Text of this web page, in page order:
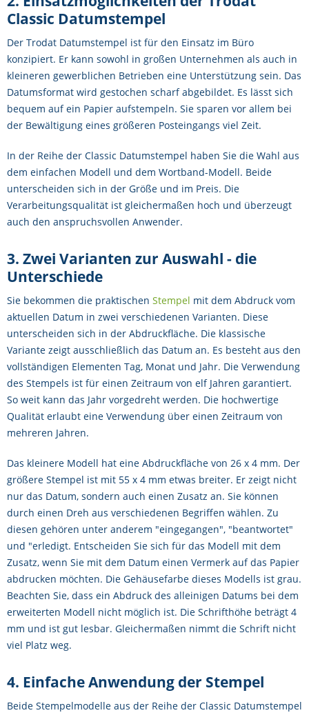
Classic Datumstempel
Der Trodat Datumstempel ist für den Einsatz im Büro
konzipiert. Er kann sowohl in großen Unternehmen als auch in
kleineren gewerblichen Betrieben eine Unterstützung sein. Das
Datumsformat wird gestochen scharf abgebildet. Es lässt sich
bequem auf ein Papier aufstempeln. Sie sparen vor allem bei
der Bewältigung eines größeren Posteingangs viel Zeit.
In der Reihe der Classic Datumstempel haben Sie die Wahl aus
dem einfachen Modell und dem Wortband-Modell. Beide
unterscheiden sich in der Größe und im Preis. Die
Verarbeitungsqualität ist gleichermaßen hoch und überzeugt
auch den anspruchsvollen Anwender.
3. Zwei Varianten zur Auswahl - die
Unterschiede
Sie bekommen die praktischen Stempel mit dem Abdruck vom
aktuellen Datum in zwei verschiedenen Varianten. Diese
unterscheiden sich in der Abdruckfläche. Die klassische
Variante zeigt ausschließlich das Datum an. Es besteht aus den
vollständigen Elementen Tag, Monat und Jahr. Die Verwendung
des Stempels ist für einen Zeitraum von elf Jahren garantiert.
So weit kann das Jahr vorgedreht werden. Die hochwertige
Qualität erlaubt eine Verwendung über einen Zeitraum von
mehreren Jahren.
Das kleinere Modell hat eine Abdruckfläche von 26 x 4 mm. Der
größere Stempel ist mit 55 x 4 mm etwas breiter. Er zeigt nicht
nur das Datum, sondern auch einen Zusatz an. Sie können
durch einen Dreh aus verschiedenen Begriffen wählen. Zu
diesen gehören unter anderem "eingegangen", "beantwortet"
und "erledigt. Entscheiden Sie sich für das Modell mit dem
Zusatz, wenn Sie mit dem Datum einen Vermerk auf das Papier
abdrucken möchten. Die Gehäusefarbe dieses Modells ist grau.
Beachten Sie, dass ein Abdruck des alleinigen Datums bei dem
erweiterten Modell nicht möglich ist. Die Schrifthöhe beträgt 4
mm und ist gut lesbar. Gleichermaßen nimmt die Schrift nicht
viel Platz weg.
4. Einfache Anwendung der Stempel
Beide Stempelmodelle aus der Reihe der Classic Datumstempel